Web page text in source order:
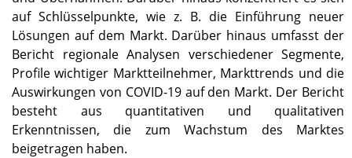
auf Schlüsselpunkte, wie z. B. die Einführung neuer
Lösungen auf dem Markt. Darüber hinaus umfasst der
Bericht regionale Analysen verschiedener Segmente,
Profile wichtiger Marktteilnehmer, Markttrends und die
Auswirkungen von COVID-19 auf den Markt. Der Bericht
besteht aus quantitativen und qualitativen
Erkenntnissen, die zum Wachstum des Marktes
beigetragen haben.